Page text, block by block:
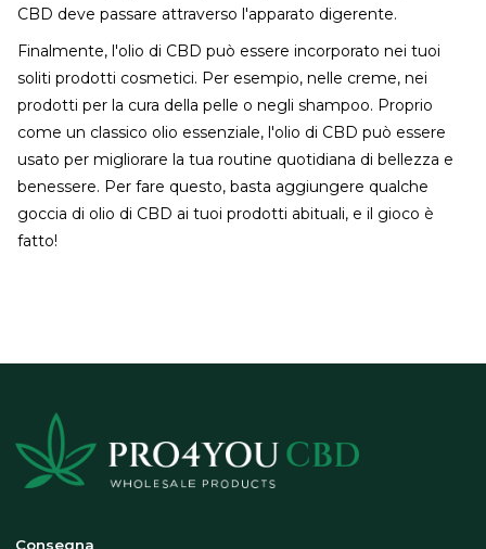
CBD deve passare attraverso l'apparato digerente.
Finalmente, l'olio di CBD può essere incorporato nei tuoi
soliti prodotti cosmetici. Per esempio, nelle creme, nei
prodotti per la cura della pelle o negli shampoo. Proprio
come un classico olio essenziale, l'olio di CBD può essere
usato per migliorare la tua routine quotidiana di bellezza e
benessere. Per fare questo, basta aggiungere qualche
goccia di olio di CBD ai tuoi prodotti abituali, e il gioco è
fatto!
Consegna